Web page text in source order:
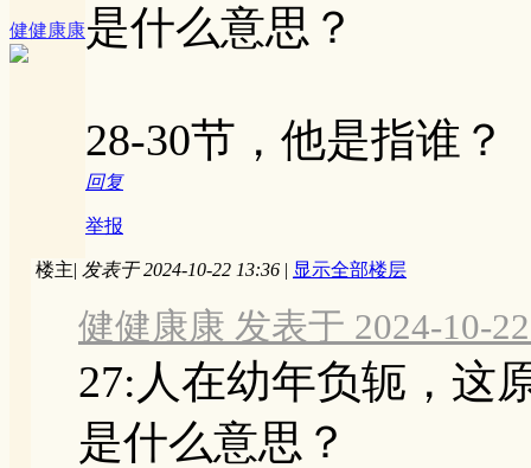
健健康康是什么意思？
28-30节，他是指谁？
回复
举报
楼主| 发表于 2024-10-22 13:36 | 显示全部楼层
健健康康 发表于 2024-10-
27:人在幼年负轭，这
是什么意思？